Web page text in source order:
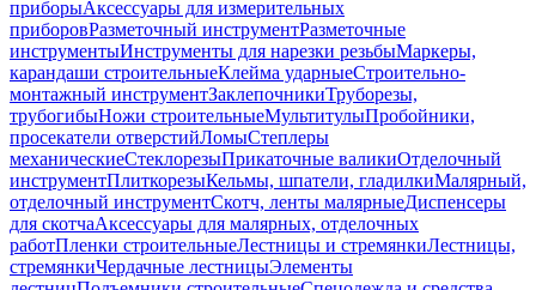
приборыАксессуары для измерительных
приборовРазметочный инструментРазметочные
инструментыИнструменты для нарезки резьбыМаркеры,
карандаши строительныеКлейма ударныеСтроительно-
монтажный инструментЗаклепочникиТруборезы,
трубогибыНожи строительныеМультитулыПробойники,
просекатели отверстийЛомыСтеплеры
механическиеСтеклорезыПрикаточные валикиОтделочный
инструментПлиткорезыКельмы, шпатели, гладилкиМалярный,
отделочный инструментСкотч, ленты малярныеДиспенсеры
для скотчаАксессуары для малярных, отделочных
работПленки строительныеЛестницы и стремянкиЛестницы,
стремянкиЧердачные лестницыЭлементы